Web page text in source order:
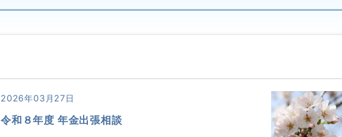
2026年03月27日
令和８年度 年金出張相談